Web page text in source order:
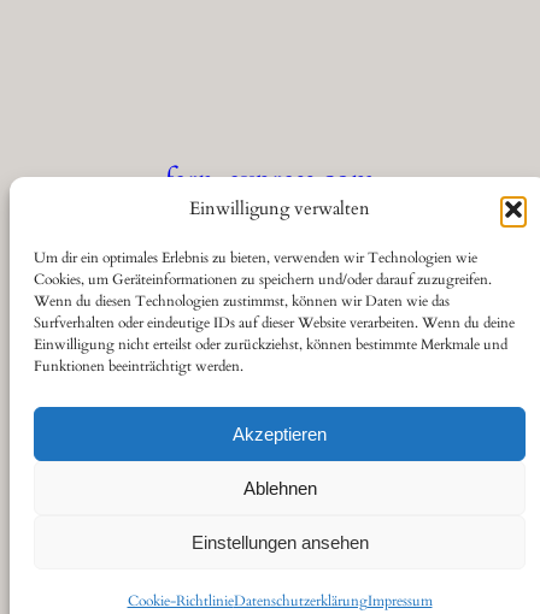
Einwilligung verwalten
Um dir ein optimales Erlebnis zu bieten, verwenden wir Technologien wie
Cookies, um Geräteinformationen zu speichern und/oder darauf zuzugreifen.
Wenn du diesen Technologien zustimmst, können wir Daten wie das
Surfverhalten oder eindeutige IDs auf dieser Website verarbeiten. Wenn du deine
Einwilligung nicht erteilst oder zurückziehst, können bestimmte Merkmale und
Funktionen beeinträchtigt werden.
Akzeptieren
Ablehnen
Einstellungen ansehen
Cookie-RichtlinieDatenschutzerklärungImpressum
fern-express.com
Die Seite für Eisenbahnfreunde
Über
Kontakt
Datenschutz
Datenschutzerklärung
Haftungsausschluss
Impressum
Social
sitestoserve.de